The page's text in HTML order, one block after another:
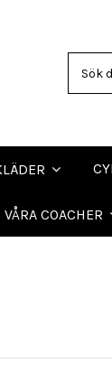
VÅRA COACHER